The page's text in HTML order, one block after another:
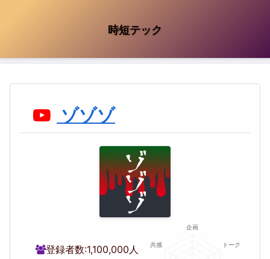
時短テック
ゾゾゾ
登録者数:1,100,000人